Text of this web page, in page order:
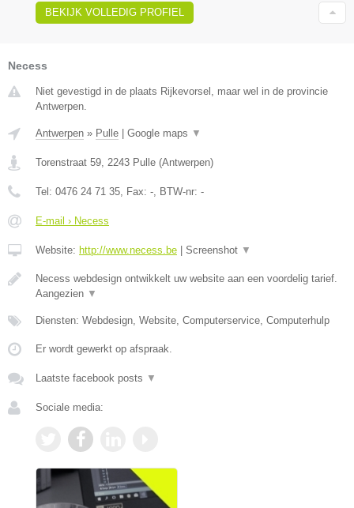
BEKIJK VOLLEDIG PROFIEL
Necess
Niet gevestigd in de plaats Rijkevorsel, maar wel in de provincie
Antwerpen.
Antwerpen » Pulle Google maps ▼
Torenstraat 59, 2243 Pulle (Antwerpen)
Tel: 0476 24 71 35, Fax: -, BTW-nr: -
E-mail › Necess
Website: http://www.necess.be Screenshot ▼
Necess webdesign ontwikkelt uw website aan een voordelig tarief.
Aangezien ▼
Diensten: Webdesign, Website, Computerservice, Computerhulp
Er wordt gewerkt op afspraak.
Laatste facebook posts ▼
Sociale media: